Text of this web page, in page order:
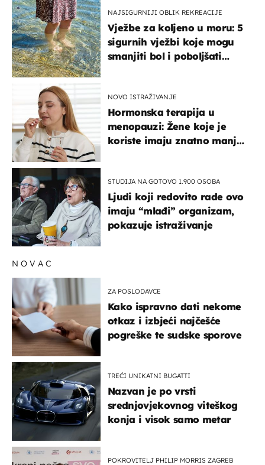
NAJSIGURNIJI OBLIK REKREACIJE
Vježbe za koljeno u moru: 5
sigurnih vježbi koje mogu
smanjiti bol i poboljšati
NOVO ISTRAŽIVANJE
Hormonska terapija u
menopauzi: Žene koje je
koriste imaju znatno manji
STUDIJA NA GOTOVO 1.900 OSOBA
Ljudi koji redovito rade ovo
imaju “mlađi” organizam,
pokazuje istraživanje
NOVAC
ZA POSLODAVCE
Kako ispravno dati nekome
otkaz i izbjeći najčešće
pogreške te sudske sporove
TREĆI UNIKATNI BUGATTI
Nazvan je po vrsti
srednjovjekovnog viteškog
konja i visok samo metar
POKROVITELJ PHILIP MORRIS ZAGREB